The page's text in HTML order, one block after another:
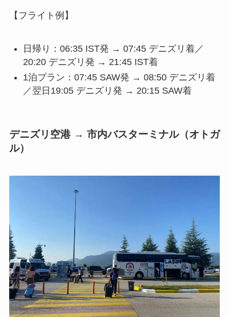
【フライト例】
日帰り：06:35 IST発 → 07:45 デニズリ着／
20:20 デニズリ発 → 21:45 IST着
1泊プラン：07:45 SAW発 → 08:50 デニズリ着
／翌日19:05 デニズリ発 → 20:15 SAW着
デニズリ空港 → 市内バスターミナル（オトガ
ル）